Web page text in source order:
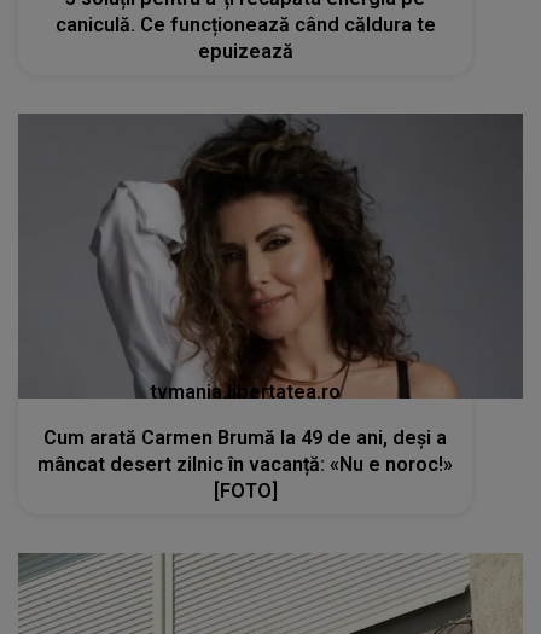
caniculă. Ce funcționează când căldura te
epuizează
tvmania.libertatea.ro
Cum arată Carmen Brumă la 49 de ani, deși a
mâncat desert zilnic în vacanță: «Nu e noroc!»
[FOTO]